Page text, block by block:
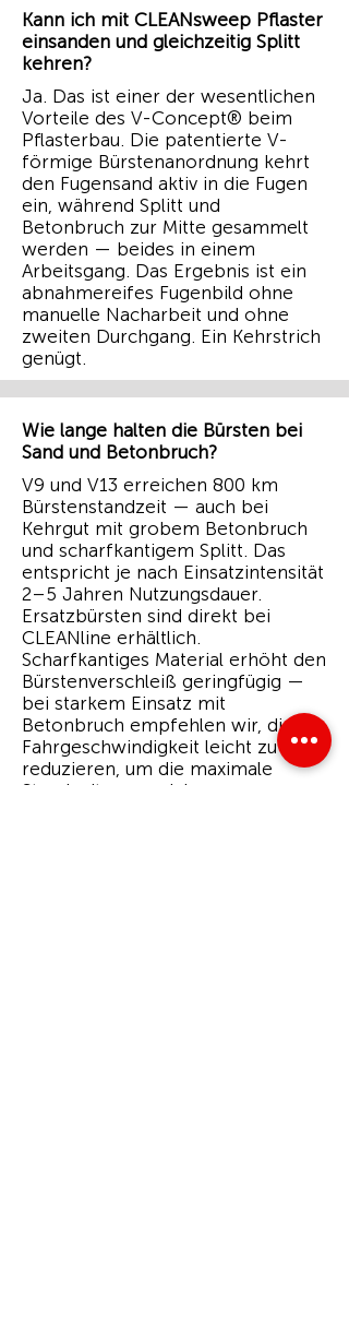
Kann ich mit CLEANsweep Pflaster
einsanden und gleichzeitig Splitt
kehren?
Ja. Das ist einer der wesentlichen
Vorteile des V-Concept® beim
Pflasterbau. Die patentierte V-
förmige Bürstenanordnung kehrt
den Fugensand aktiv in die Fugen
ein, während Splitt und
Betonbruch zur Mitte gesammelt
werden — beides in einem
Arbeitsgang. Das Ergebnis ist ein
abnahmereifes Fugenbild ohne
manuelle Nacharbeit und ohne
zweiten Durchgang. Ein Kehrstrich
genügt.
Wie lange halten die Bürsten bei
Sand und Betonbruch?
V9 und V13 erreichen 800 km
Bürstenstandzeit — auch bei
Kehrgut mit grobem Betonbruch
und scharfkantigem Splitt. Das
entspricht je nach Einsatzintensität
2–5 Jahren Nutzungsdauer.
Ersatzbürsten sind direkt bei
CLEANline erhältlich.
Scharfkantiges Material erhöht den
Bürstenverschleiß geringfügig —
bei starkem Einsatz mit
Betonbruch empfehlen wir, die
Fahrgeschwindigkeit leicht zu
reduzieren, um die maximale
Standzeit zu erreichen.